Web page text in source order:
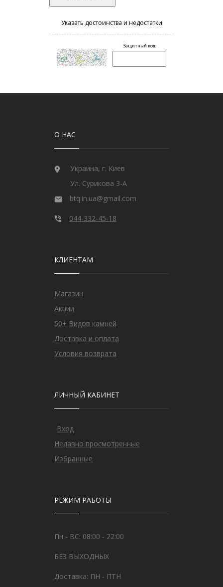
О НАС
Украина, г. Киев
Ул. Сурикова 3-А
btq.in.ua@gmail.com
044-332-45-18
КЛИЕНТАМ
Магазин
Акции
50+ Видов камней
Доставка и оплата
Условия возврата
ЛИЧНЫЙ КАБИНЕТ
Вход
Недавно просмотренные
Избранные
РЕЖИМ РАБОТЫ
Пн - ВС: 08:00 - 22:00
БЕЗ ВЫХОДНЫХ
Доставка: ПН - ПТН